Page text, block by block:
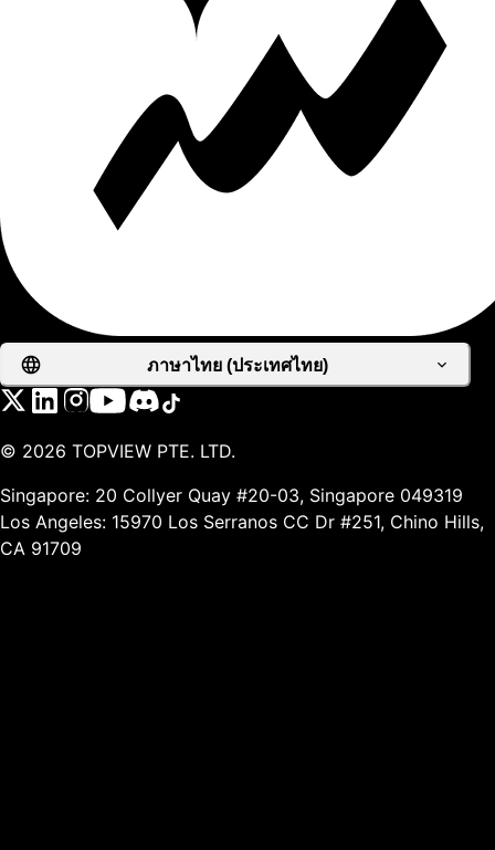
ภาษาไทย (ประเทศไทย)
© 2026 TOPVIEW PTE. LTD.
Singapore: 20 Collyer Quay #20-03, Singapore 049319
Los Angeles: 15970 Los Serranos CC Dr #251, Chino Hills,
CA 91709